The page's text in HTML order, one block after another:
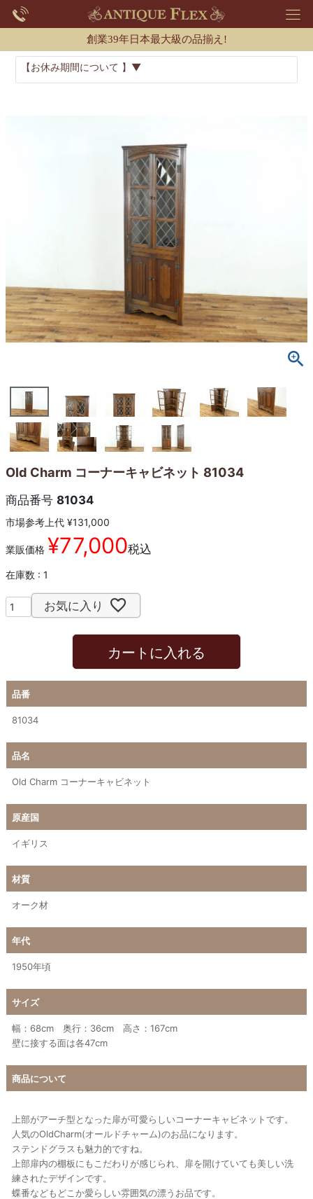
創業39年日本最大級の品揃え!
【お休み期間について 】▼
Old Charm コーナーキャビネット 81034
商品番号 81034
市場参考上代 ¥131,000
業販価格 ¥77,000税込
在庫数 1
お気に入り
カートに入れる
品番
81034
品名
Old Charm コーナーキャビネット
原産国
イギリス
材質
オーク材
年代
1950年頃
サイズ
幅：68cm 奥行：36cm 高さ：167cm
壁に接する面は各47cm
商品について
上部がアーチ型となった扉が可愛らしいコーナーキャビネットです。
人気のOldCharm(オールドチャーム)のお品になります。
ステンドグラスも魅力的ですね。
上部扉内の棚板にもこだわりが感じられ、扉を開けていても美しい洗
練されたデザインです。
蝶番などもどこか愛らしい雰囲気の漂うお品です。